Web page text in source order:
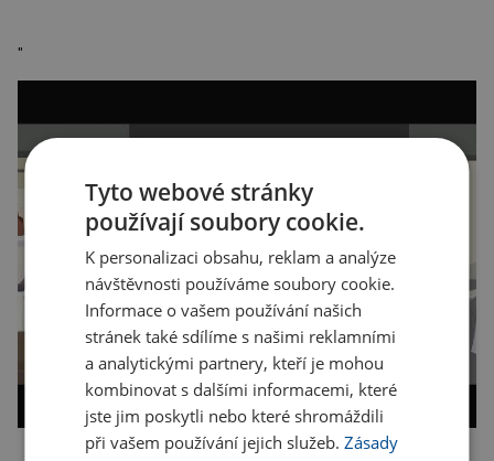
"
Tyto webové stránky
používají soubory cookie.
K personalizaci obsahu, reklam a analýze
návštěvnosti používáme soubory cookie.
Informace o vašem používání našich
stránek také sdílíme s našimi reklamními
a analytickými partnery, kteří je mohou
kombinovat s dalšími informacemi, které
jste jim poskytli nebo které shromáždili
při vašem používání jejich služeb.Zásady